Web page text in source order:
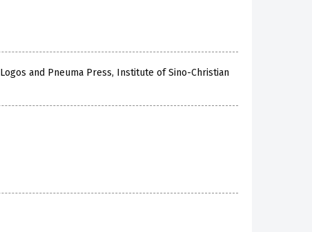
Logos and Pneuma Press, Institute of Sino-Christian